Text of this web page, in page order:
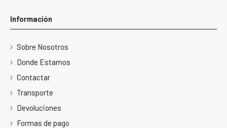
Información
Sobre Nosotros
Donde Estamos
Contactar
Transporte
Devoluciones
Formas de pago